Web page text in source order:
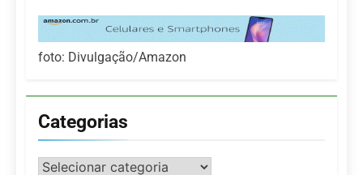
foto: Divulgação/Amazon
Categorias
Categorias